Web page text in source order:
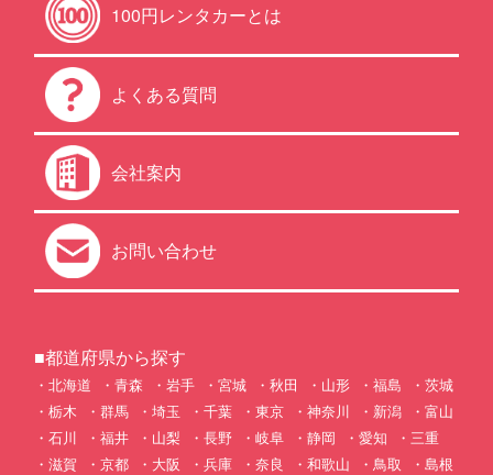
100円レンタカーとは
よくある質問
会社案内
お問い合わせ
■都道府県から探す
北海道 青森 岩手 宮城 秋田 山形 福島
茨城
栃木
群馬 埼玉 千葉 東京 神奈川 新潟
富山
石川
福井 山梨 長野 岐阜 静岡 愛知
三重
滋賀
京都 大阪 兵庫 奈良 和歌山 鳥取
島根